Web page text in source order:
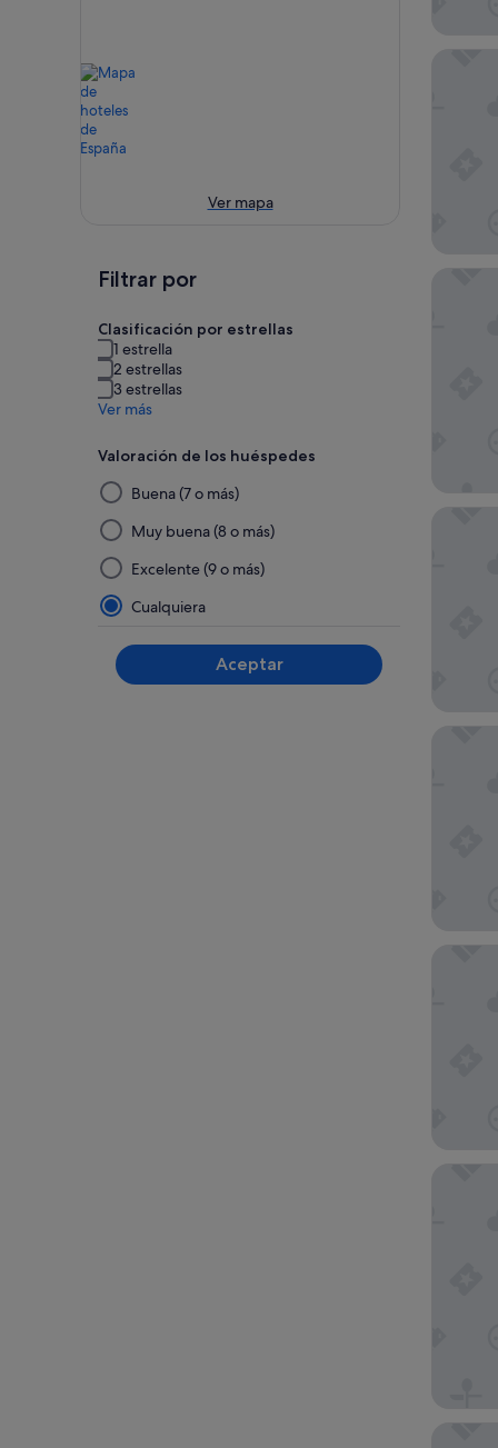
Ver mapa
Filtrar por
Clasificación por estrellas
1 estrella
2 estrellas
3 estrellas
Ver más
Valoración de los huéspedes
Al
seleccionar
y
aplicar
un
filtro
de
este
grupo,
Buena (7 o más)
Muy buena (8 o más)
Excelente (9 o más)
Cualquiera
Aceptar